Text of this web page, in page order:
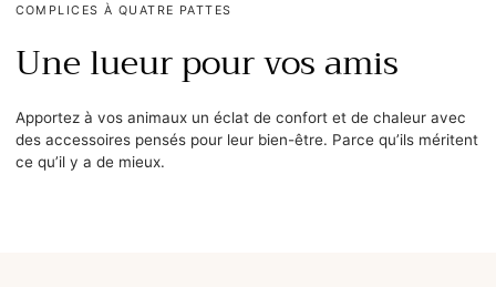
COMPLICES À QUATRE PATTES
Une lueur pour vos amis
Apportez à vos animaux un éclat de confort et de chaleur avec
des accessoires pensés pour leur bien-être. Parce qu’ils méritent
ce qu’il y a de mieux.